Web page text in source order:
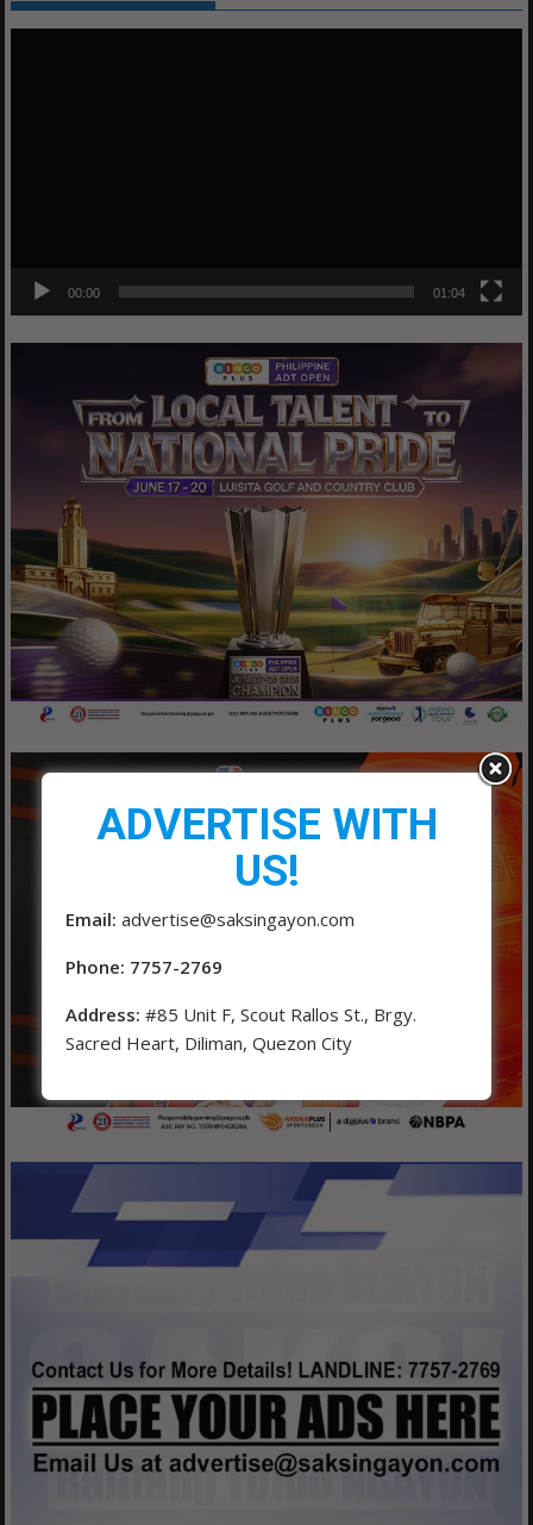
00:00 01:04
ADVERTISE WITH
US!
Email: advertise@saksingayon.com
Phone: 7757-2769
Address: #85 Unit F, Scout Rallos St., Brgy.
Sacred Heart, Diliman, Quezon City